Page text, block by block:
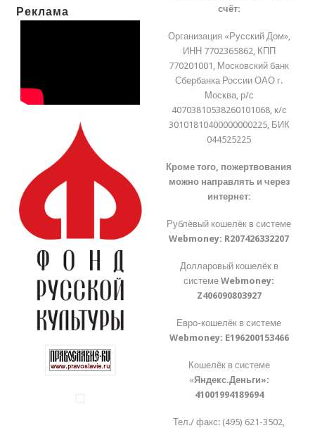
Реклама
счёт:
Организация «Русский Дом»,
ИНН 7702365862, КПП
770201001, Московский банк
Сбербанка России ОАО г.
Москва, р/с
40703810538260101068, к/с
30101810400000000225, БИК
044525225
Кроме того, пожертвования
можно направлять и через
интернет:
Рублёвый кошелёк в системе
Webmoney: R207426332207
Долларовый кошелёк в
системеWebmoney:
Z406090803927
Евро-кошелёк в системе
Webmoney: E196200153466
Кошелёк в системе
«Яндекс.Деньги»:
41001994189694
Тел./ факс: (495) 621-3502,